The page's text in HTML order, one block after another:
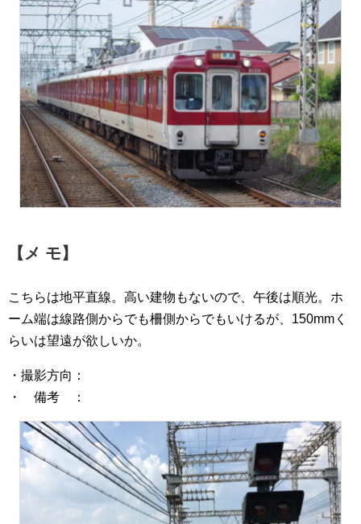
【メ モ】
こちらは地平直線。高い建物もないので、午後は順光。ホ
ーム端は線路側からでも柵側からでもいけるが、150mmく
らいは望遠が欲しいか。
・撮影方向：
・ 備考 ：